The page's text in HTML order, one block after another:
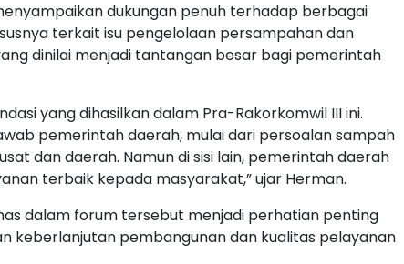
dukungan penuh terhadap berbagai
terkait isu pengelolaan persampahan dan
dinilai menjadi tantangan besar bagi pemerintah
yang dihasilkan dalam Pra-Rakorkomwil III ini.
pemerintah daerah, mulai dari persoalan sampah
dan daerah. Namun di sisi lain, pemerintah daerah
terbaik kepada masyarakat,” ujar Herman.
dalam forum tersebut menjadi perhatian penting
keberlanjutan pembangunan dan kualitas pelayanan